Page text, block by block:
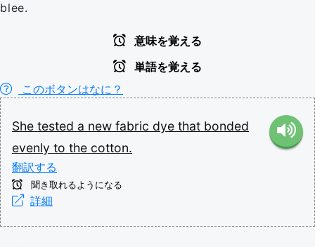
blee.
意味を覚える
単語を覚える
このボタンはなに？
She tested a new fabric dye that bonded
evenly to the cotton.
翻訳する
聞き取れるようになる
詳細